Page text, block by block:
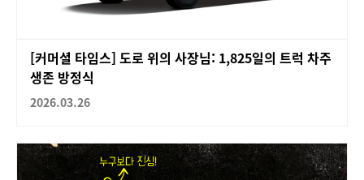
[커머셜 타임스] 도로 위의 사장님: 1,825일의 트럭 차주
생존 방정식
2026.03.26